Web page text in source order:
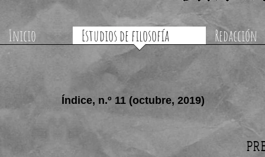
Inicio Estudios de filosofía Redacción
Índice, n.º 11 (octubre, 2019)